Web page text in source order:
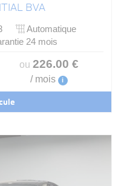
BVA
Automatique
24 mois
ou 226.00 €
/ mois i